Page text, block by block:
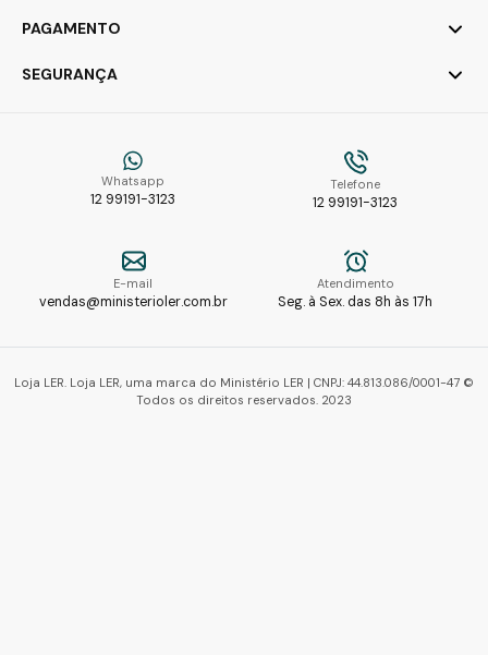
Whatsapp
12 99191-3123
Telefone
12 99191-3123
E-mail
vendas@ministerioler.com.br
Atendimento
Seg. à Sex. das 8h às 17h
PAGAMENTO
SEGURANÇA
Loja LER. Loja LER, uma marca do Ministério LER | CNPJ: 44.813.086/0001-47 ©
Todos os direitos reservados. 2023